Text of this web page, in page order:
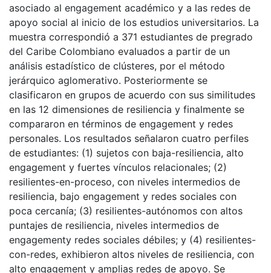
asociado al engagement académico y a las redes de
apoyo social al inicio de los estudios universitarios. La
muestra correspondió a 371 estudiantes de pregrado
del Caribe Colombiano evaluados a partir de un
análisis estadístico de clústeres, por el método
jerárquico aglomerativo. Posteriormente se
clasificaron en grupos de acuerdo con sus similitudes
en las 12 dimensiones de resiliencia y finalmente se
compararon en términos de engagement y redes
personales. Los resultados señalaron cuatro perfiles
de estudiantes: (1) sujetos con baja-resiliencia, alto
engagement y fuertes vínculos relacionales; (2)
resilientes-en-proceso, con niveles intermedios de
resiliencia, bajo engagement y redes sociales con
poca cercanía; (3) resilientes-autónomos con altos
puntajes de resiliencia, niveles intermedios de
engagementy redes sociales débiles; y (4) resilientes-
con-redes, exhibieron altos niveles de resiliencia, con
alto engagement y amplias redes de apoyo. Se